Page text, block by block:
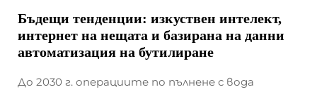
Бъдещи тенденции: изкуствен интелект,
интернет на нещата и базирана на данни
автоматизация на бутилиране
До 2030 г. операциите по пълнене с вода